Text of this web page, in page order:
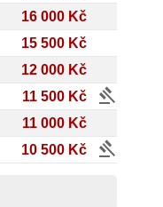
16 000 Kč
15 500 Kč
12 000 Kč
11 500 Kč gavel
11 000 Kč
10 500 Kč
gavel